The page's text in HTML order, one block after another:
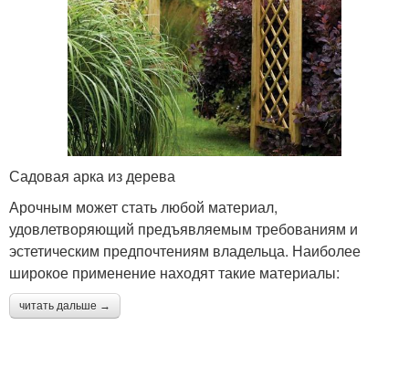
Садовая арка из дерева
Арочным может стать любой материал,
удовлетворяющий предъявляемым требованиям и
эстетическим предпочтениям владельца. Наиболее
широкое применение находят такие материалы:
читать дальше →